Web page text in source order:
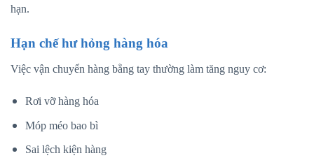
hạn.
Hạn chế hư hỏng hàng hóa
Việc vận chuyển hàng bằng tay thường làm tăng nguy cơ:
Rơi vỡ hàng hóa
Móp méo bao bì
Sai lệch kiện hàng